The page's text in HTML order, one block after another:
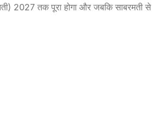
2027 तक पूरा होगा और जबकि साबरमती से